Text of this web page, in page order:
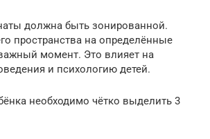
должна быть зонированной.
пространства на определённые
момент. Это влияет на
и психологию детей.
необходимо чётко выделить 3